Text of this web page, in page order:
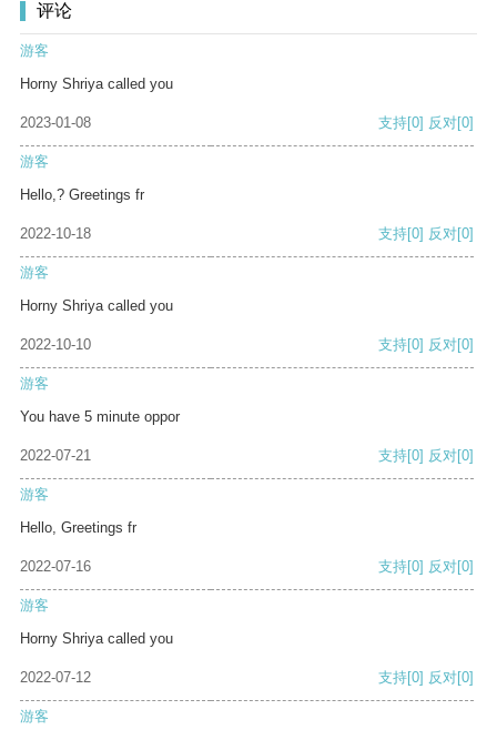
评论
游客
Horny Shriya called you
2023-01-08 支持[0] 反对[0]
游客
Hello,? Greetings fr
2022-10-18 支持[0] 反对[0]
游客
Horny Shriya called you
2022-10-10 支持[0] 反对[0]
游客
You have 5 minute oppor
2022-07-21 支持[0] 反对[0]
游客
Hello, Greetings fr
2022-07-16 支持[0] 反对[0]
游客
Horny Shriya called you
2022-07-12 支持[0] 反对[0]
游客